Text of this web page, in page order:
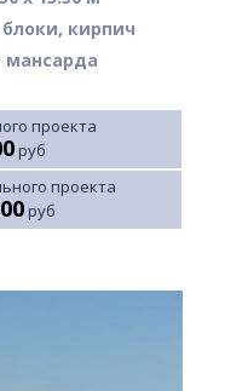
блоки, кирпич
мансарда
проекта
руб
проекта
руб